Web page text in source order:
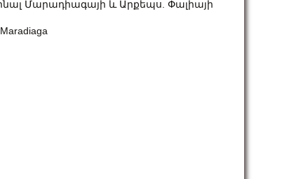
Մարադիագայի և Արքեպս. Փալիայի